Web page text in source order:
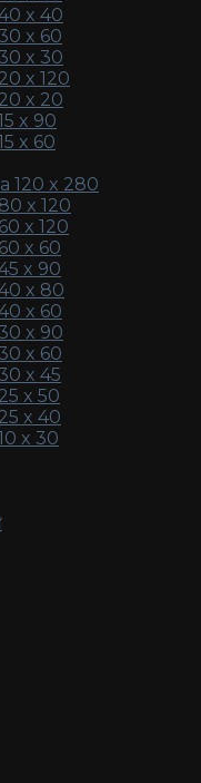
x 40
x 60
x 30
x 120
x 20
x 90
x 60
120 x 280
x 120
x 120
x 60
x 90
x 80
x 60
x 90
x 60
x 45
x 50
x 40
x 30